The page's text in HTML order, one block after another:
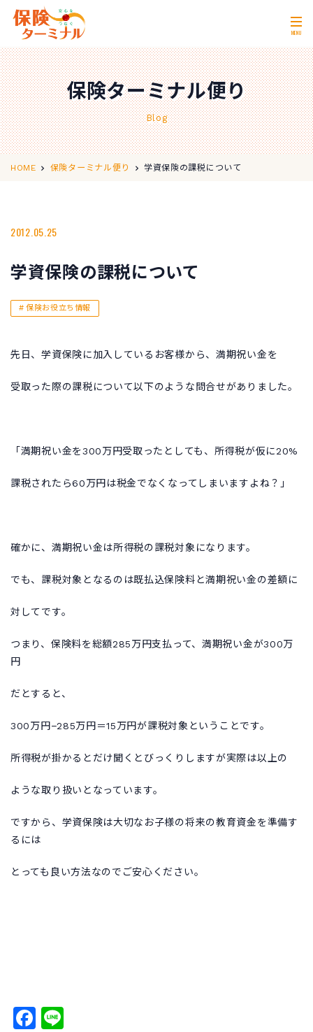
MENU
ホーム Home
私たちの強み Our Strength
無料相談 Consultation
取扱保険会社 Insurance Companies
店舗情報
0120-11-2287
保険ターミナル便り
Blog
HOME 保険ターミナル便り 学資保険の課税について
2012.05.25
学資保険の課税について
保険お役立ち情報
先日、学資保険に加入しているお客様から、満期祝い金を
受取った際の課税について以下のような問合せがありました。
「満期祝い金を300万円受取ったとしても、所得税が仮に20%
課税されたら60万円は税金でなくなってしまいますよね？」
確かに、満期祝い金は所得税の課税対象になります。
でも、課税対象となるのは既払込保険料と満期祝い金の差額に
対してです。
つまり、保険料を総額285万円支払って、満期祝い金が300万
円
だとすると、
300万円−285万円＝15万円が課税対象ということです。
所得税が掛かるとだけ聞くとびっくりしますが実際は以上の
ような取り扱いとなっています。
ですから、学資保険は大切なお子様の将来の教育資金を準備す
るには
とっても良い方法なのでご安心ください。
Facebook